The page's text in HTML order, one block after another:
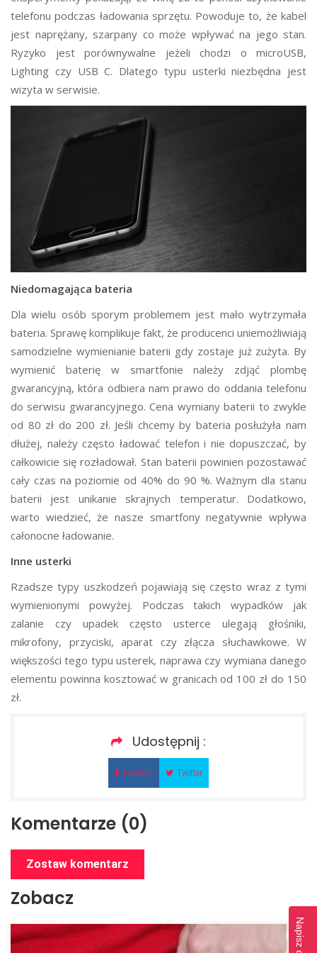
telefonu podczas ładowania sprzętu. Powoduje to, że kabel
jest naprężany, szarpany co może wpływać na jego stan.
Ryzyko jest porównywalne jeżeli chodzi o microUSB,
Lighting czy USB C. Dlatego typu usterki niezbędna jest
wizyta w serwisie.
Niedomagająca bateria
Dla wielu osób sporym problemem jest mało wytrzymała
bateria. Sprawę komplikuje fakt, że producenci uniemożliwiają
samodzielne wymienianie baterii gdy zostaje już zużyta. By
wymienić baterię w smartfonie należy zdjąć plombę
gwarancyjną, która odbiera nam prawo do oddania telefonu
do serwisu gwarancyjnego. Cena wymiany baterii to zwykle
od 80 zł do 200 zł. Jeśli chcemy by bateria posłużyła nam
dłużej, należy często ładować telefon i nie dopuszczać, by
całkowicie się rozładował. Stan baterii powinien pozostawać
cały czas na poziomie od 40% do 90 %. Ważnym dla stanu
baterii jest unikanie skrajnych temperatur. Dodatkowo,
warto wiedzieć, że nasze smartfony negatywnie wpływa
całonocne ładowanie.
Inne usterki
Rzadsze typy uszkodzeń pojawiają się często wraz z tymi
wymienionymi powyżej. Podczas takich wypadków jak
zalanie czy upadek często usterce ulegają głośniki,
mikrofony, przyciski, aparat czy złącza słuchawkowe. W
większości tego typu usterek, naprawa czy wymiana danego
elementu powinna kosztować w granicach od 100 zł do 150
zł.
Udostępnij :
Facebok Twitter
Komentarze (0)
Zostaw komentarz
Zobacz